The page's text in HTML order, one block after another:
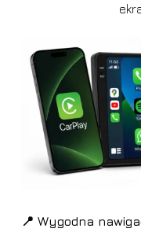
📍 Wygodna